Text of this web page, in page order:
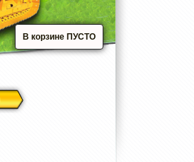
В корзине ПУСТО